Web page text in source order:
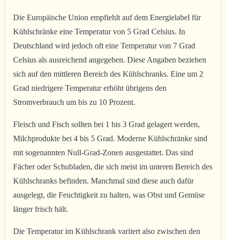
Die Europäische Union empfiehlt auf dem Energielabel für
Kühlschränke eine Temperatur von 5 Grad Celsius. In
Deutschland wird jedoch oft eine Temperatur von 7 Grad
Celsius als ausreichend angegeben. Diese Angaben beziehen
sich auf den mittleren Bereich des Kühlschranks. Eine um 2
Grad niedrigere Temperatur erhöht übrigens den
Stromverbrauch um bis zu 10 Prozent.
Fleisch und Fisch sollten bei 1 bis 3 Grad gelagert werden,
Milchprodukte bei 4 bis 5 Grad. Moderne Kühlschränke sind
mit sogenannten Null-Grad-Zonen ausgestattet. Das sind
Fächer oder Schubladen, die sich meist im unteren Bereich des
Kühlschranks befinden. Manchmal sind diese auch dafür
ausgelegt, die Feuchtigkeit zu halten, was Obst und Gemüse
länger frisch hält.
Die Temperatur im Kühlschrank variiert also zwischen den